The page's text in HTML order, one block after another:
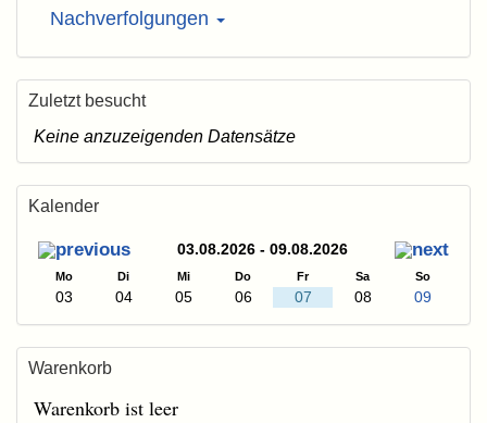
Nachverfolgungen
Zuletzt besucht
Keine anzuzeigenden Datensätze
Kalender
03.08.2026 - 09.08.2026
Mo Di Mi Do Fr Sa So
03 04 05 06 07 08 09
Warenkorb
Warenkorb ist leer